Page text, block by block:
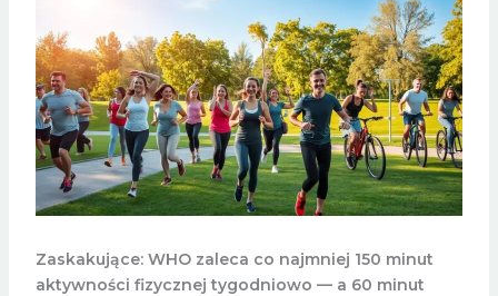
Zaskakujące: WHO zaleca co najmniej 150 minut
aktywności fizycznej tygodniowo — a 60 minut